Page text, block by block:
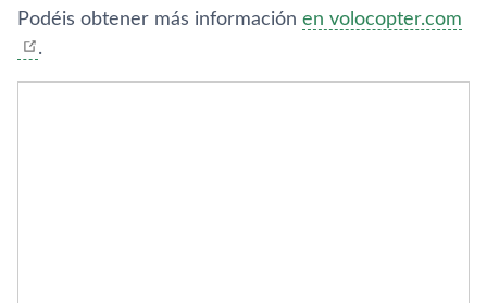
Podéis obtener más información en volocopter.com
.